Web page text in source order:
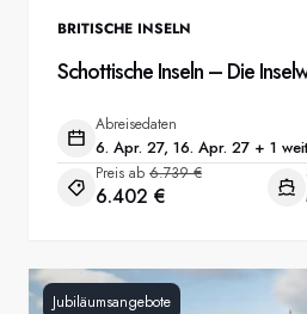
BRITISCHE INSELN
Schottische Inseln – Die
Abreisedaten
6. Apr. 27, 16. Apr. 27 + 1
Preis ab 6.739 €
6.402 €
Jubiläumsangebote